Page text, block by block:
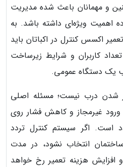
و مهمانان باعث شده مدیریت
اهمیت ویژه‌ای داشته باشد. به
اکسس کنترل در اکباتان باید
کاربران و شرایط زیرساخت
یک دستگاه عمومی.
شدن درب نیست؛ مسئله اصلی
ورود غیرمجاز و کاهش فشار روی
است. اگر سیستم کنترل تردد
انتخاب نشود، در مدت
هزینه تعمیر رخ خواهد